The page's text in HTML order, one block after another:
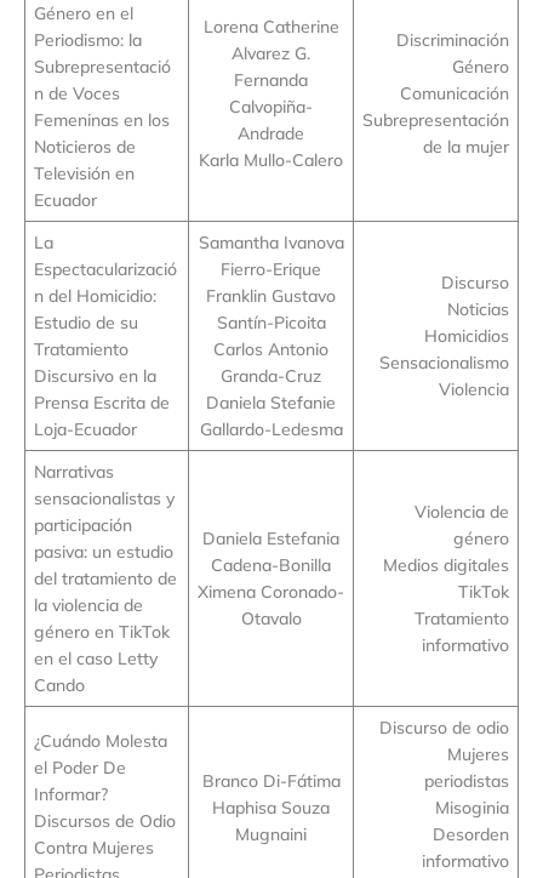
Género en el
Periodismo: la
Subrepresentació
n de Voces
Femeninas en los
Noticieros de
Televisión en
Ecuador
Lorena Catherine
Alvarez G.
Fernanda
Calvopiña-
Andrade
Karla Mullo-Calero
Discriminación
Género
Comunicación
Subrepresentación
de la mujer
La
Espectacularizació
n del Homicidio:
Estudio de su
Tratamiento
Discursivo en la
Prensa Escrita de
Loja-Ecuador
Samantha Ivanova
Fierro-Erique
Franklin Gustavo
Santín-Picoita
Carlos Antonio
Granda-Cruz
Daniela Stefanie
Gallardo-Ledesma
Discurso
Noticias
Homicidios
Sensacionalismo
Violencia
Narrativas
sensacionalistas y
participación
pasiva: un estudio
del tratamiento de
la violencia de
género en TikTok
en el caso Letty
Cando
Daniela Estefania
Cadena-Bonilla
Ximena Coronado-
Otavalo
Violencia de
género
Medios digitales
TikTok
Tratamiento
informativo
¿Cuándo Molesta
el Poder De
Informar?
Discursos de Odio
Contra Mujeres
Periodistas
Branco Di-Fátima
Haphisa Souza
Mugnaini
Discurso de odio
Mujeres
periodistas
Misoginia
Desorden
informativo